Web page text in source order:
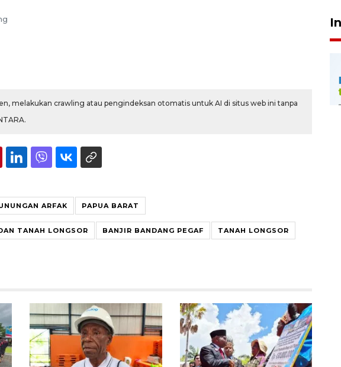
melakukan crawling atau pengindeksan otomatis untuk AI di situs web ini tanpa
ARFAK PAPUA BARAT
TANAH LONGSOR BANJIR BANDANG PEGAF TANAH LONGSOR